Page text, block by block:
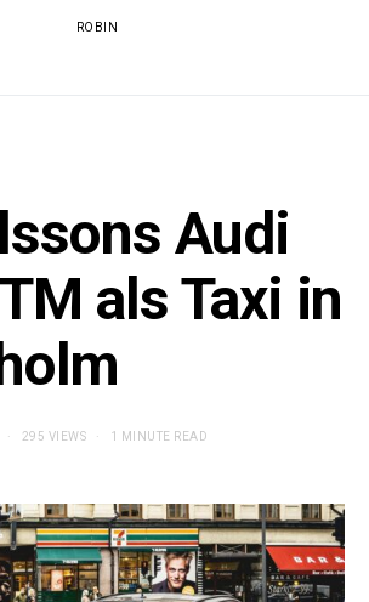
ROBIN
Audi
als Taxi in
295 VIEWS 1 MINUTE READ